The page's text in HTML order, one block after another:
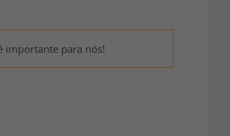
importante para nós!